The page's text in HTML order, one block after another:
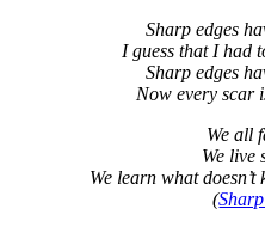
Sharp edges
I guess that I had
Sharp edges
Now every scar
We all
We live
We learn what
(